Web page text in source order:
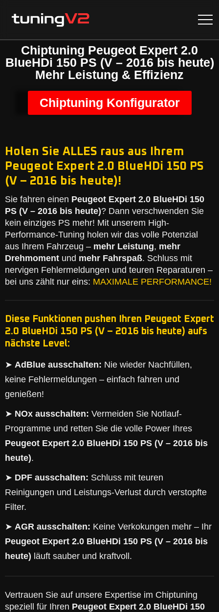
Chiptuning Peugeot Expert 2.0
BlueHDi 150 PS (V – 2016 bis heute)
Mehr Leistung & Effizienz
Chiptuning Konfigurator
Holen Sie ALLES raus aus Ihrem
Peugeot Expert 2.0 BlueHDi 150 PS
(V – 2016 bis heute)!
Sie fahren einen Peugeot Expert 2.0 BlueHDi 150
PS (V – 2016 bis heute)? Dann verschwenden Sie
kein einziges PS mehr! Mit unserem High-
Performance-Tuning holen wir das volle Potenzial
aus Ihrem Fahrzeug – mehr Leistung, mehr
Drehmoment und mehr Fahrspaß. Schluss mit
nervigen Fehlermeldungen und teuren Reparaturen –
bei uns zählt nur eins: MAXIMALE PERFORMANCE!
Diese Funktionen pushen Ihren Peugeot Expert
2.0 BlueHDi 150 PS (V – 2016 bis heute) aufs
nächste Level:
➤ AdBlue ausschalten: Nie wieder Nachfüllen,
keine Fehlermeldungen – einfach fahren und
genießen!
➤ NOx ausschalten: Vermeiden Sie Notlauf-
Programme und retten Sie die volle Power Ihres
Peugeot Expert 2.0 BlueHDi 150 PS (V – 2016 bis
heute).
➤ DPF ausschalten: Schluss mit teuren
Reinigungen und Leistungs-Verlust durch verstopfte
Filter.
➤ AGR ausschalten: Keine Verkokungen mehr – Ihr
Peugeot Expert 2.0 BlueHDi 150 PS (V – 2016 bis
heute) läuft sauber und kraftvoll.
Vertrauen Sie auf unsere Expertise im Chiptuning
speziell für Ihren Peugeot Expert 2.0 BlueHDi 150